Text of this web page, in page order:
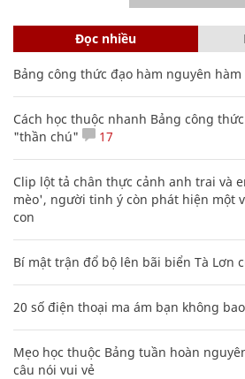
Đọc nhiều
Bảng công thức đạo hàm nguyên
Cách học thuộc nhanh Bảng công
"thần chú"
17
Clip lột tả chân thực cảnh anh trai và
mèo', người tinh ý còn phát hiện một
con
Bí mật trận đổ bộ lên bãi biển Tà Lơn
20 số điện thoại ma ám bạn không
Mẹo học thuộc Bảng tuần hoàn
câu nói vui vẻ